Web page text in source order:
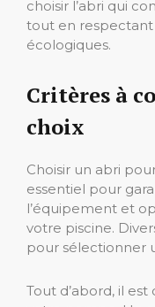
choisir l’abri qui
tout en respectant
écologiques.
Critères à
choix
Choisir un abri
essentiel pour
l’équipement et
votre piscine.
pour sélectionner
Tout d’abord, il est